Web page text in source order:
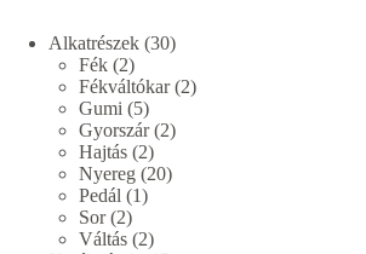
Alkatrészek 3030
Fék 22
termék
Fékváltókar 22
Gumi 55
termék
Gyorszár 22
Hajtás 22
termék
Nyereg 2020
Pedál 11
Sor 22
termék
Váltás 22